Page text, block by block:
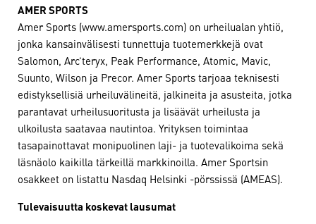
AMER SPORTS
Amer Sports (www.amersports.com) on urheilualan yhtiö,
jonka kansainvälisesti tunnettuja tuotemerkkejä ovat
Salomon, Arc’teryx, Peak Performance, Atomic, Mavic,
Suunto, Wilson ja Precor. Amer Sports tarjoaa teknisesti
edistyksellisiä urheiluvälineitä, jalkineita ja asusteita, jotka
parantavat urheilusuoritusta ja lisäävät urheilusta ja
ulkoilusta saatavaa nautintoa. Yrityksen toimintaa
tasapainottavat monipuolinen laji- ja tuotevalikoima sekä
läsnäolo kaikilla tärkeillä markkinoilla. Amer Sportsin
osakkeet on listattu Nasdaq Helsinki -pörssissä (AMEAS).
Tulevaisuutta koskevat lausumat